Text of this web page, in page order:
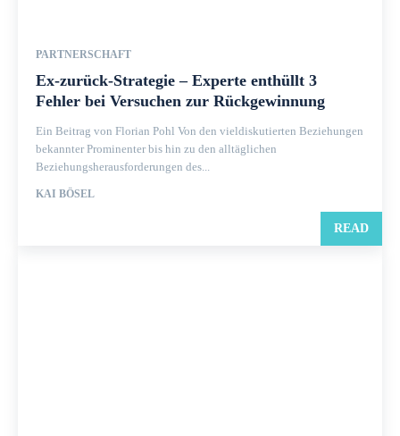
PARTNERSCHAFT
Ex-zurück-Strategie – Experte enthüllt 3
Fehler bei Versuchen zur Rückgewinnung
Ein Beitrag von Florian Pohl Von den vieldiskutierten Beziehungen
bekannter Prominenter bis hin zu den alltäglichen
Beziehungsherausforderungen des...
KAI BÖSEL
READ